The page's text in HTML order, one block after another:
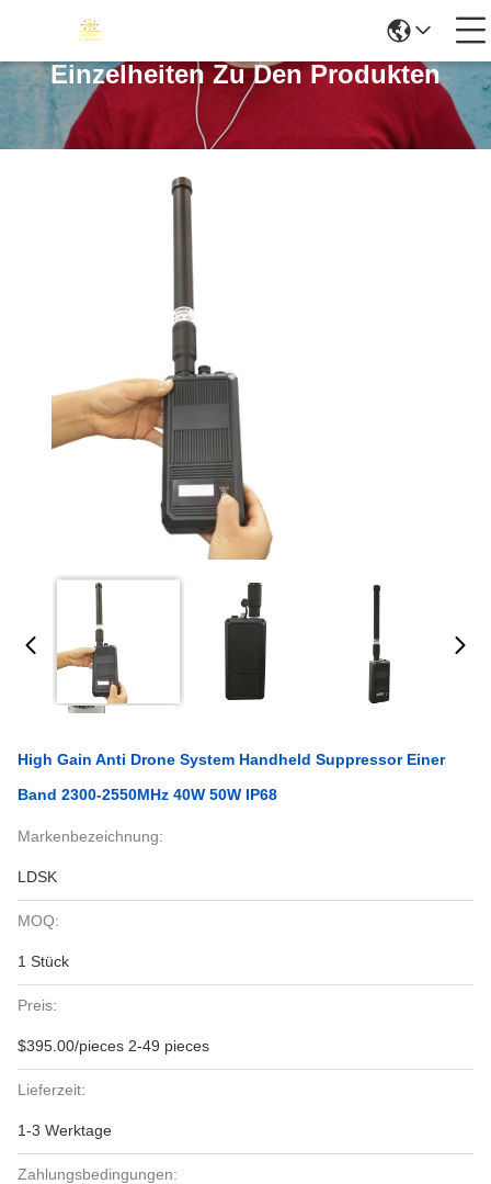
Einzelheiten Zu Den Produkten
High Gain Anti Drone System Handheld Suppressor Einer
Band 2300-2550MHz 40W 50W IP68
Markenbezeichnung:
LDSK
MOQ:
1 Stück
Preis:
$395.00/pieces 2-49 pieces
Lieferzeit:
1-3 Werktage
Zahlungsbedingungen: